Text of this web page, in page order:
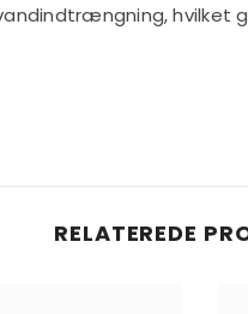
hvilket
RELATEREDE